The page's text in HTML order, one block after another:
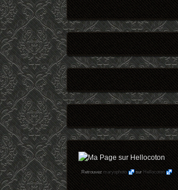
Retrouvezmaryophoto surHellocoton